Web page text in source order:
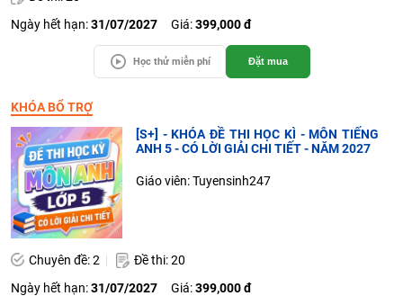
Ngày hết hạn:31/07/2027 Giá:399,000 đ
Học thử miễn phí Đặt mua
KHÓA BỔ TRỢ
[S+] - KHÓA ĐỀ THI HỌC KÌ - MÔN TIẾNG
ANH 5 - CÓ LỜI GIẢI CHI TIẾT - NĂM 2027
Giáo viên: Tuyensinh247
Chuyên đề: 2
Đề thi: 20
Ngày hết hạn:31/07/2027 Giá:399,000 đ